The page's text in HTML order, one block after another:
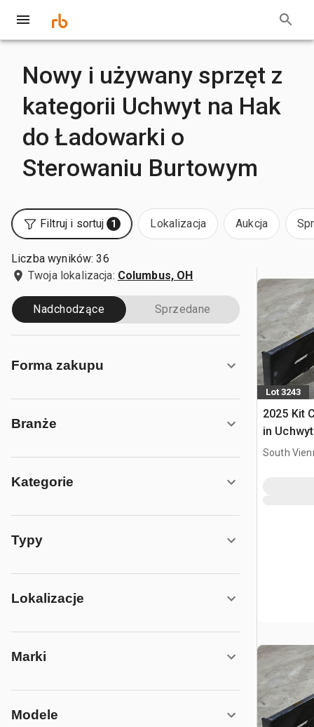
Nowy i używany sprzęt z
kategorii Uchwyt na Hak
do Ładowarki o
Sterowaniu Burtowym
Filtruj i sortuj 1 Lokalizacja Aukcja
Liczba wyników: 36
Twoja lokalizacja: Columbus, OH
Nadchodzące Sprzedane
Forma zakupu
Branże
Kategorie
Typy
Lokalizacje
Marki
Modele
Lot 3243
2025 Kit
in
South